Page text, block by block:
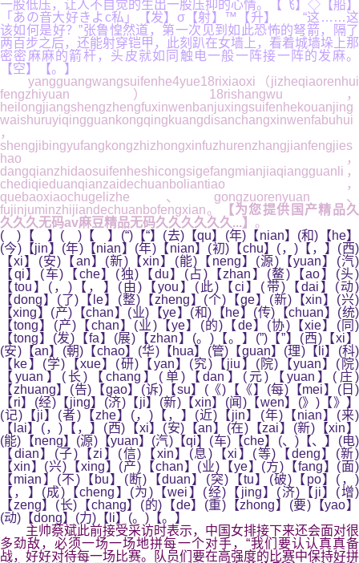
一股低压，让人不自觉的生出一股压抑的心情。【飞】◇【船】
「あの音大好きよc私」【发】σ【射】™【升】 “这……这
该如何是好？”张鲁惶然道，第一次见到如此恐怖的弩箭，隔了
两百步之后，还能射穿铠甲，此刻趴在女墙上，看着城墙垛上那
密密麻麻的箭杆，头皮就如同触电一般一阵接一阵的发麻。
【空】【。】
yangguangwangsuifenhe4yue18rixiaoxi（jizheqiaorenhui
fengzhiyuan）18rishangwu，
heilongjiangshengzhengfuxinwenbanjuxingsuifenhekouanjing
waishuruyiqingguankongqingkuangdisanchangxinwenfabuhui
，
shengjibingyufangkongzhizhongxinfuzhurenzhangjianfengjies
hao，
dangqianzhidaosuifenheshicongsigefangmianjiaqiangguanli，
chediqieduanqianzaidechuanboliantiao，
quebaoxiaochugelizhe、gongzuorenyuan、
fujinjuminzhijiandechuanbofengxian。
【为您提供国产精品久
久久久无码av麻豆精品无码久久久久久久...】 。
( )【 】( )【 】(“)【“】(去)【qu】(年)【nian】(和)【he】
(今)【jin】(年)【nian】(年)【nian】(初)【chu】(，)【，】(西)
【xi】(安)【an】(新)【xin】(能)【neng】(源)【yuan】(汽)
【qi】(车)【che】(独)【du】(占)【zhan】(鳌)【ao】(头)
【tou】(，)【，】(由)【you】(此)【ci】(带)【dai】(动)
【dong】(了)【le】(整)【zheng】(个)【ge】(新)【xin】(兴)
【xing】(产)【chan】(业)【ye】(和)【he】(传)【chuan】(统)
【tong】(产)【chan】(业)【ye】(的)【de】(协)【xie】(同)
【tong】(发)【fa】(展)【zhan】(。)【。】(”)【”】(西)【xi】
(安)【an】(朝)【chao】(华)【hua】(管)【guan】(理)【li】(科)
【ke】(学)【xue】(研)【yan】(究)【jiu】(院)【yuan】(院)
【yuan】(长)【chang】(单)【dan】(元)【yuan】(庄)
【zhuang】(告)【gao】(诉)【su】(《)【《】(每)【mei】(日)
【ri】(经)【jing】(济)【ji】(新)【xin】(闻)【wen】(》)【》】
(记)【ji】(者)【zhe】(，)【，】(近)【jin】(年)【nian】(来)
【lai】(，)【，】(西)【xi】(安)【an】(在)【zai】(新)【xin】
(能)【neng】(源)【yuan】(汽)【qi】(车)【che】(、)【、】(电)
【dian】(子)【zi】(信)【xin】(息)【xi】(等)【deng】(新)
【xin】(兴)【xing】(产)【chan】(业)【ye】(方)【fang】(面)
【mian】(不)【bu】(断)【duan】(突)【tu】(破)【po】(，)
【，】(成)【cheng】(为)【wei】(经)【jing】(济)【ji】(增)
【zeng】(长)【chang】(的)【de】(重)【zhong】(要)【yao】
(动)【dong】(力)【li】(。)【。】
主帅蔡斌此前接受采访时表示，中国女排接下来还会面对很
多劲敌，必须一场一场地拼每一个对手，“我们要认认真真备
战，好好对待每一场比赛。队员们要在高强度的比赛中保持好拼